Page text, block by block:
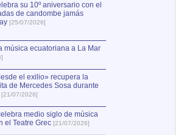
su 10º aniversario con el
de candombe jamás
[25/07/2026]
música ecuatoriana a La Mar
el exilio» recupera la
de Mercedes Sosa durante
[21/07/2026]
medio siglo de música
el Teatre Grec [21/07/2026]